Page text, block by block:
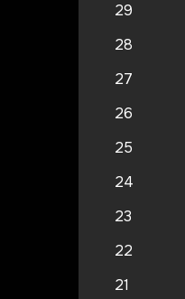
29
28
27
26
25
24
23
22
21